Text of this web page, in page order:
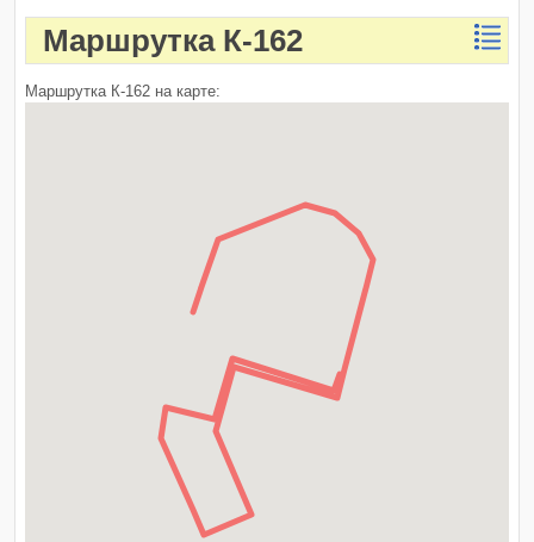
Маршрутка К-162
Маршрутка К-162 на карте: